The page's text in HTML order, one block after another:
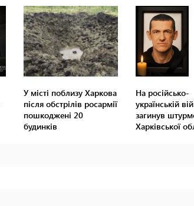
У місті поблизу Харкова
після обстрілів росармії
пошкоджені 20
будинків
На російсько-
українській
загинув
Харківської